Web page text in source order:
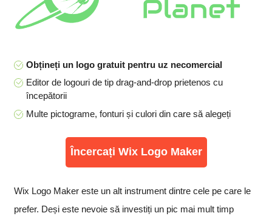
Obțineți un logo gratuit pentru uz necomercial
Editor de logouri de tip drag-and-drop prietenos cu
începătorii
Multe pictograme, fonturi și culori din care să alegeți
Încercați Wix Logo Maker
Wix Logo Maker este un alt instrument dintre cele pe care le
prefer. Deși este nevoie să investiți un pic mai mult timp